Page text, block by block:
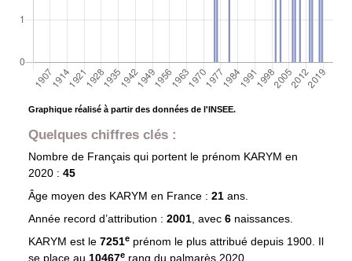
Graphique réalisé à partir des données de l'INSEE.
Quelques chiffres clés :
Nombre de Français qui portent le prénom KARYM en
2020 : 45
Âge moyen des KARYM en France : 21 ans.
Année record d’attribution : 2001, avec 6 naissances.
KARYM est le 7251eprénom le plus attribué depuis 1900. Il
se place au 10467e rang du palmarès 2020.